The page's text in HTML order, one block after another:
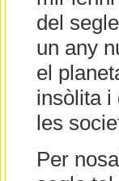
del
un any
el
insòlita i
les
Per